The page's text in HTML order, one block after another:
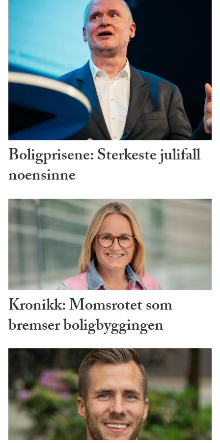
Boligprisene: Sterkeste julifall
noensinne
Kronikk: Momsrotet som
bremser boligbyggingen